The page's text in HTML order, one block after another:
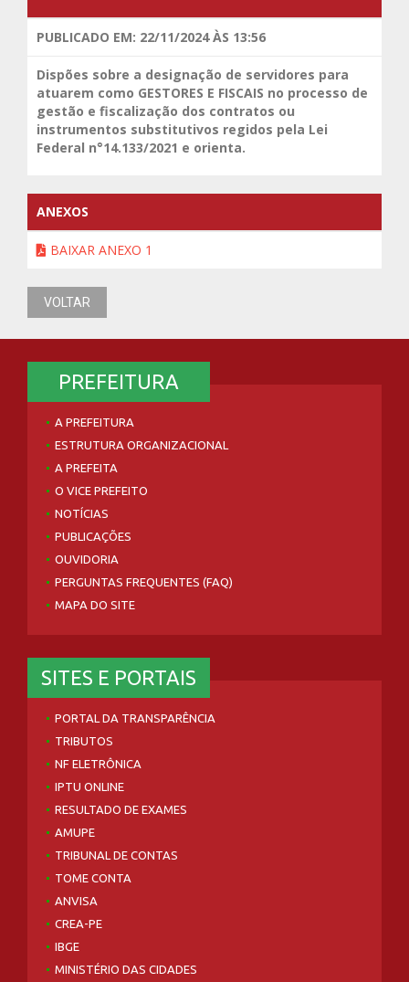
PUBLICADO EM: 22/11/2024 ÀS 13:56
Dispões sobre a designação de servidores para
atuarem como GESTORES E FISCAIS no processo de
gestão e fiscalização dos contratos ou
instrumentos substitutivos regidos pela Lei
Federal n°14.133/2021 e orienta.
ANEXOS
BAIXAR ANEXO 1
VOLTAR
PREFEITURA
A PREFEITURA
ESTRUTURA ORGANIZACIONAL
A PREFEITA
O VICE PREFEITO
NOTÍCIAS
PUBLICAÇÕES
OUVIDORIA
PERGUNTAS FREQUENTES (FAQ)
MAPA DO SITE
SITES E PORTAIS
PORTAL DA TRANSPARÊNCIA
TRIBUTOS
NF ELETRÔNICA
IPTU ONLINE
RESULTADO DE EXAMES
AMUPE
TRIBUNAL DE CONTAS
TOME CONTA
ANVISA
CREA-PE
IBGE
MINISTÉRIO DAS CIDADES